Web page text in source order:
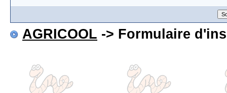
AGRICOOL -> Formulaire